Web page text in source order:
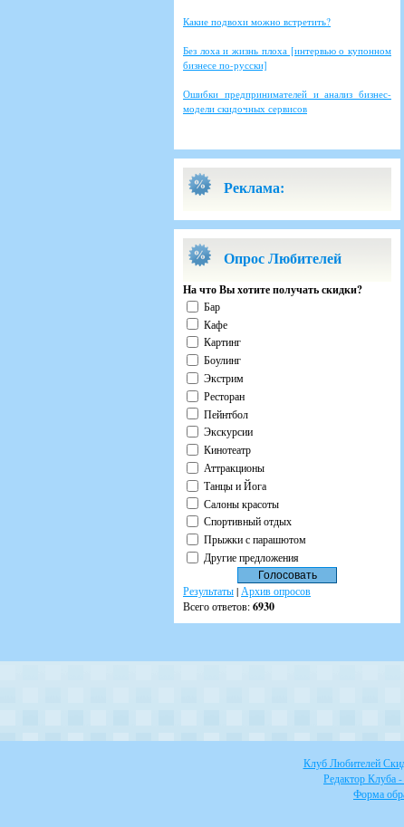
Какие подвохи можно встретить?
Без лоха и жизнь плоха [интервью о купонном
бизнесе по-русски]
Ошибки предпринимателей и анализ бизнес-
модели скидочных сервисов
Реклама:
Опрос Любителей
На что Вы хотите получать скидки?
Бар
Кафе
Картинг
Боулинг
Экстрим
Ресторан
Пейнтбол
Экскурсии
Кинотеатр
Аттракционы
Танцы и Йога
Салоны красоты
Спортивный отдых
Прыжки с парашютом
Другие предложения
Результаты| Архив опросов
Всего ответов:6930
Клуб Любителей
Редактор Клуба
Форма